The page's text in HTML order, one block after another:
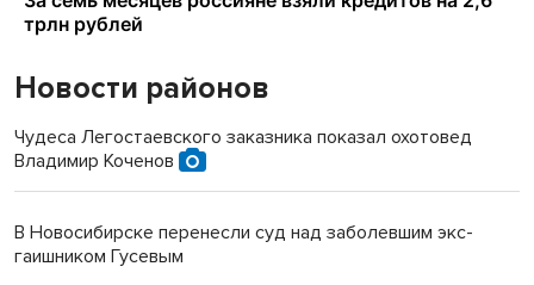
Новости районов
Чудеса Легостаевского заказника показал охотовед
Владимир Коченов
В Новосибирске перенесли суд над заболевшим экс-
гаишником Гусевым